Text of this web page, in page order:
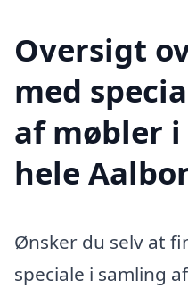
Oversigt
med
af møbler
hele
Ønsker du selv at
speciale i samling